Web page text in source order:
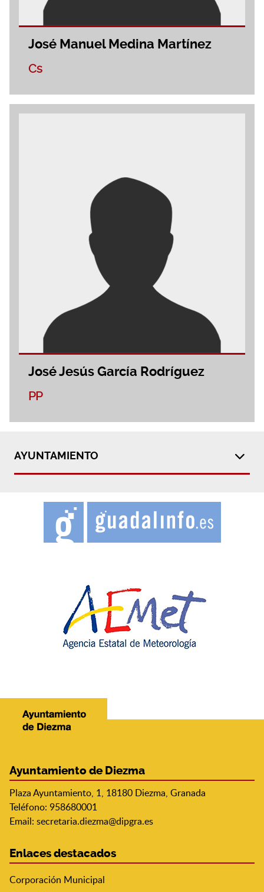
José Manuel Medina Martínez
Cs
José Jesús García Rodríguez
PP
AYUNTAMIENTO
Ayuntamiento de Diezma
Plaza Ayuntamiento, 1, 18180 Diezma, Granada
Teléfono: 958680001
Email: secretaria.diezma@dipgra.es
Enlaces destacados
Corporación Municipal